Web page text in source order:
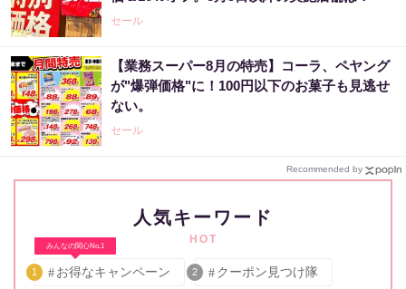
セール
【業務スーパー8月の特売】コーラ、ペヤング
が"爆弾価格"に！100円以下のお菓子も見逃せ
ない。
セール
Recommended by
人気キーワード
HOT
みんなの関心No.1
1 お得なキャンペーン 2 クーポン見つけ隊